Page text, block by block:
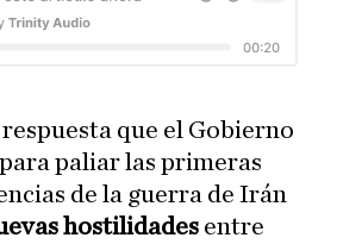
que el Gobierno
paliar las primeras
de la guerra de Irán
hostilidades entre